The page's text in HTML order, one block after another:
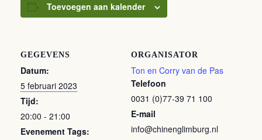
Toevoegen aan kalender
GEGEVENS
Datum:
5 februari 2023
Tijd:
20:00 - 21:00
Evenement Tags:
ORGANISATOR
Ton en Corry van de Pas
Telefoon
0031 (0)77-39 71 100
E-mail
info@chinenglimburg.nl